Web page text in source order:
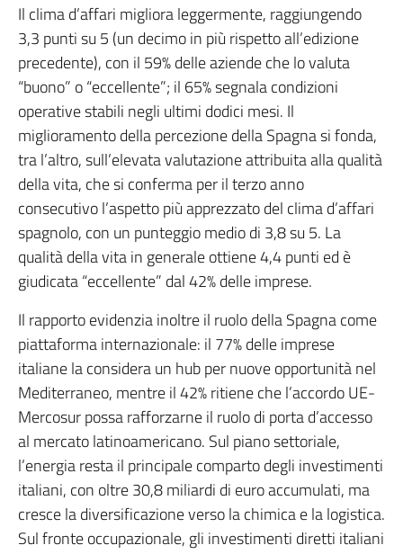
Il clima d’affari migliora leggermente, raggiungendo
3,3 punti su 5 (un decimo in più rispetto all’edizione
precedente), con il 59% delle aziende che lo valuta
“buono” o “eccellente”; il 65% segnala condizioni
operative stabili negli ultimi dodici mesi. Il
miglioramento della percezione della Spagna si fonda,
tra l’altro, sull’elevata valutazione attribuita alla qualità
della vita, che si conferma per il terzo anno
consecutivo l’aspetto più apprezzato del clima d’affari
spagnolo, con un punteggio medio di 3,8 su 5. La
qualità della vita in generale ottiene 4,4 punti ed è
giudicata “eccellente” dal 42% delle imprese.
Il rapporto evidenzia inoltre il ruolo della Spagna come
piattaforma internazionale: il 77% delle imprese
italiane la considera un hub per nuove opportunità nel
Mediterraneo, mentre il 42% ritiene che l’accordo UE-
Mercosur possa rafforzarne il ruolo di porta d’accesso
al mercato latinoamericano. Sul piano settoriale,
l’energia resta il principale comparto degli investimenti
italiani, con oltre 30,8 miliardi di euro accumulati, ma
cresce la diversificazione verso la chimica e la logistica.
Sul fronte occupazionale, gli investimenti diretti italiani